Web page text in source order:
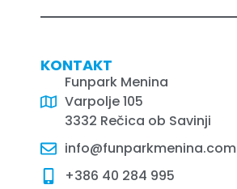
KONTAKT
Funpark Menina
Varpolje 105
3332 Rečica ob Savinji
info@funparkmenina.com
+386 40 284 995